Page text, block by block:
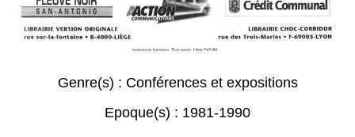
Genre(s) : Conférences et expositions
Epoque(s) : 1981-1990